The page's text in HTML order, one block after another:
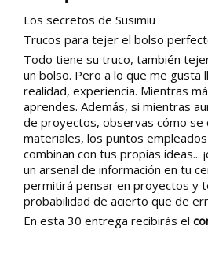
Los secretos de Susimiu
Trucos para tejer el bolso
Todo tiene su truco, también
un bolso. Pero a lo que me gusta
realidad, experiencia. Mientras
aprendes. Además, si mientras
de proyectos, observas cómo se
materiales, los puntos
combinan con tus propias ideas...
un arsenal de información en tu
permitirá pensar en proyectos y
probabilidad de acierto que de
En esta 30 entrega recibirás el